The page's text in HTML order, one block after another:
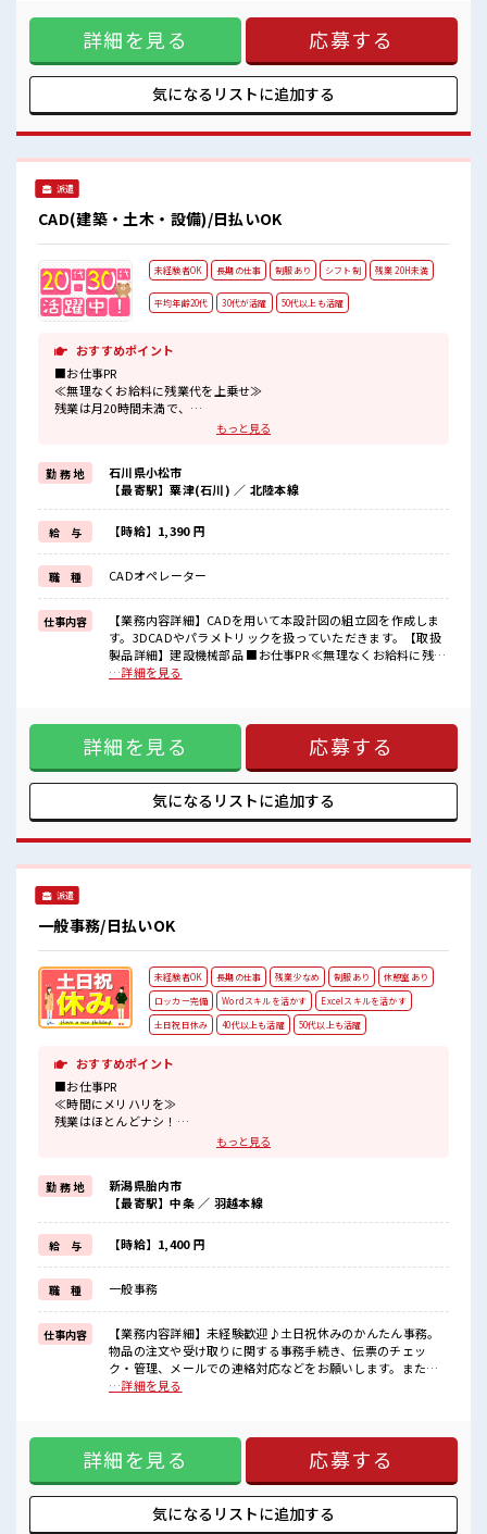
休2日制≫ 週末は家族や友人と一緒にプライベート満喫！ 制
服があると毎日の服選びに悩まずOK♪ ≪未経験の方も大カン
ゲイ≫ 新しいことにチャレンジするのは不安だけど、 しっか
り働く環境が整っています！ イチからスキルUP・ステップ
UP目指していきましょう！ ≪自分に合った期間で働ける≫ 福
利厚生が整った派遣のお仕事です！ ■職場の雰囲気 休憩室で
ぴったり☆ ロッカー付き職場♪ 残業はほとんどありません！
詳細を見る 応募する
気になるリストに追加する
派遣
CAD(建築・土木・設備)/日払いOK
未経験者OK 長期の仕事 制服あり シフト制 残業 20H未満
平均年齢20代 30代が活躍 50代以上も活躍
おすすめポイント
■お仕事PR
≪無理なくお給料に残業代を上乗せ≫
残業は月20時間未満で、
制服があるので、
毎日の服装の悩み解消♪
≪初めての仕事だけど自分にもできそう≫
新しいことにチャレンジするのは不安だけど、
しっかり働く環境が整っています！
イチからスキルUP・ステップUP目指していきましょう！
≪自分に向いている仕事が探せる≫
困った事などがあれば、
担当がしっかりサポートします！
■職場の雰囲気
20代が多数活躍中！
社会人経験が浅くてもOK！
もっと見る
勤 務 地
石川県小松市
【最寄駅】粟津(石川) ／ 北陸本線
給 与 【時給】1,390 円
職 種 CADオペレーター
仕事内容
【業務内容詳細】CADを用いて本設計図の組立図を作成しま
す。3DCADやパラメトリックを扱っていただきます。【取扱
製品詳細】建設機械部品 ■お仕事PR ≪無理なくお給料に残業
代を上乗せ≫ 残業は月20時間未満で、 ほどよく稼げます♪ ≪
チャレンジするのは不安だけど、 しっかり働く環境が整って
います！ イチからスキルUP・ステップUP目指していきまし
ょう！ ≪自分に向いている仕事が探せる≫ 困った事などがあ
れば、 担当がしっかりサポートします！ ■職場の雰囲気 20代
が多数活躍中！ 社会人経験が浅くてもOK！ ここから経験積
んでいきましょ！ ホドよく残業があるのでホドよく働きたい
…詳細を見る
詳細を見る 応募する
気になるリストに追加する
派遣
一般事務/日払いOK
未経験者OK 長期の仕事 残業少なめ 制服あり
休憩室あり
ロッカー完備
Wordスキルを活かす
Excelスキルを活かす
土日祝日休み
40代以上も活躍 50代以上も活躍
おすすめポイント
■お仕事PR
≪時間にメリハリを≫
残業はほとんどナシ！
場合によってはお願いすることもあります♪
週末は家族や友人と一緒にプライベート満喫！
≪ラクラク制服アリ≫
制服があるので、
毎日の服装の悩み解消♪
≪未経験でも活躍できる≫
新しいことにチャレンジするのは不安だけど、
しっかり働く環境が整っています！
イチからスキルUP・ステップUP目指していきましょう！
≪収入アップを目指せる≫
高時給だらけの派遣のお仕事です！
■職場の雰囲気
休憩室で楽しくランチ♪
ロッカー付き職場♪
残業はほとんどありません！
もっと見る
勤 務 地
新潟県胎内市
【最寄駅】中条 ／ 羽越本線
給 与 【時給】1,400 円
職 種 一般事務
仕事内容
【業務内容詳細】未経験歓迎♪土日祝休みのかんたん事務。
物品の注文や受け取りに関する事務手続き、伝票のチェッ
ク・管理、メールでの連絡対応などをお願いします。また、
専用システムへのデータ入力やExcelへの簡単な入力作業、
務未経験の方も安心してスタートできます。【取扱製品情
報】 ■お仕事PR ≪時間にメリハリを≫ 残業はほとんどナシ！
場合によってはお願いすることもあります♪ ≪週休2日制≫
週末は家族や友人と一緒にプライベート満喫！ ≪ラクラク制
服アリ≫ 制服があるので、 毎日の服装の悩み解消♪ ≪未経験
でも活躍できる≫ 新しいことにチャレンジするのは不安だけ
…詳細を見る
詳細を見る 応募する
気になるリストに追加する